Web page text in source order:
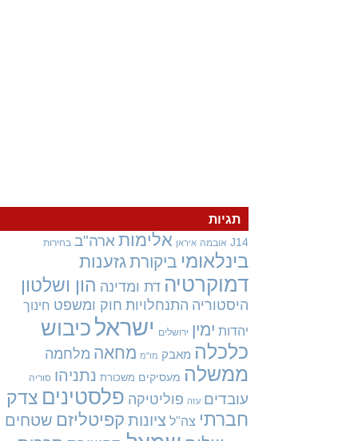
תגיות
J14 אובמה איראן אלימות ארה"ב בחירות
בינלאומיביקורתגזענות
דמוקרטיה דת ומדינההון ושלטון
היסטוריה התנחלויות חוק ומשפט חינוך
יהדות ימין ירושלים ישראלכיבוש
כלכלה מאבק מו"מ מחאהמלחמה
ממשלה מעסיקים משכורת נתניהו סוריה
עובדים עזה פוליטיקה פלסטיניםצדק
חברתי צה"ל ציונותקפיטליזםשטחים